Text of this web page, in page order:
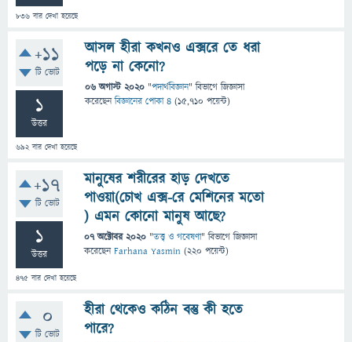
836 বার দেখা হয়েছে
+11
টি ভোট
1
উত্তর
692বার দেখা হয়েছে
আসল হীরা কখনও এক্সরে তে ধরা
পড়ে না কেনো?
06 অগাস্ট 2020 "পদার্থবিজ্ঞান" বিভাগে জিজ্ঞাসা
করেছেনবিজ্ঞানের পোকা ৪ (15,710 পয়েন্ট)
+17
টি ভোট
1
উত্তর
475 বার দেখা হয়েছে
মানুষের শরীরের হাড় দেখতে
পাওয়া(চোখ এক্স-রে মেশিনের মতো
) এমন কোনো মানুষ আছে?
07 অক্টোবর 2020 "তত্ত্ব ও গবেষণা" বিভাগে জিজ্ঞাসা
করেছেনFarhana Yasmin (220 পয়েন্ট)
0
টি ভোট
হীরা থেকেও কঠিন বস্তু কী হতে
পারে?